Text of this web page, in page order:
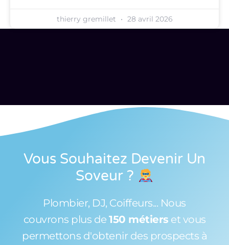
thierry gremillet 28 avril 2026
Vous Souhaitez Devenir Un
Soveur ?
Plombier, DJ, Coiffeurs... Nous
couvrons plus de 150 métiers et vous
permettons d'obtenir des prospects à